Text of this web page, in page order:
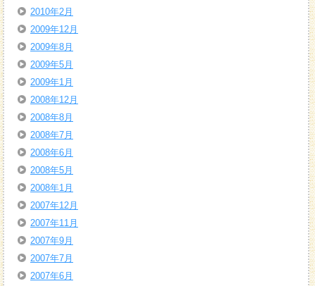
2010年2月
2009年12月
2009年8月
2009年5月
2009年1月
2008年12月
2008年8月
2008年7月
2008年6月
2008年5月
2008年1月
2007年12月
2007年11月
2007年9月
2007年7月
2007年6月